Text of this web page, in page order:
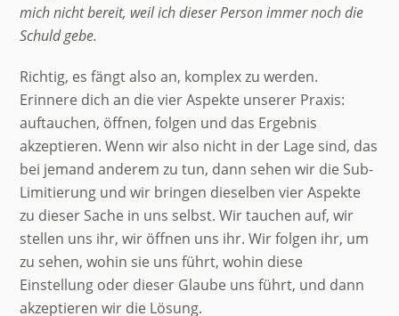
mich nicht bereit, weil ich dieser Person immer noch die
Schuld gebe.
Richtig, es fängt also an, komplex zu werden.
Erinnere dich an die vier Aspekte unserer Praxis:
auftauchen, öffnen, folgen und das Ergebnis
akzeptieren. Wenn wir also nicht in der Lage sind, das
bei jemand anderem zu tun, dann sehen wir die Sub-
Limitierung und wir bringen dieselben vier Aspekte
zu dieser Sache in uns selbst. Wir tauchen auf, wir
stellen uns ihr, wir öffnen uns ihr. Wir folgen ihr, um
zu sehen, wohin sie uns führt, wohin diese
Einstellung oder dieser Glaube uns führt, und dann
akzeptieren wir die Lösung.